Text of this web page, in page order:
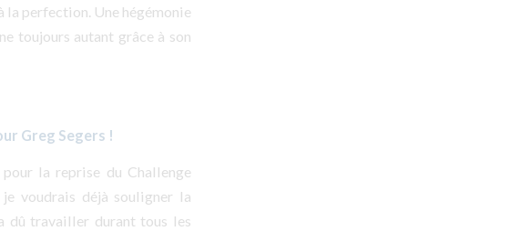
perfection. Une hégémonie
toujours autant grâce à son
Greg Segers !
la reprise du Challenge
voudrais déjà souligner la
dû travailler durant tous les